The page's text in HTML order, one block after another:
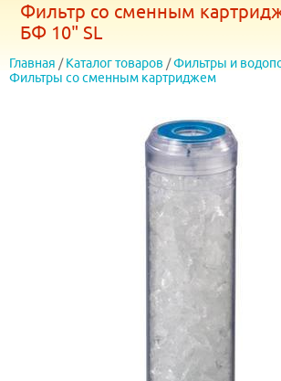
Фильтр со сменным
БФ 10" SL
Главная / Каталог товаров /Фильтры и
Фильтры со сменным картриджем